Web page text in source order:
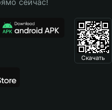
сейчас!
Скачать